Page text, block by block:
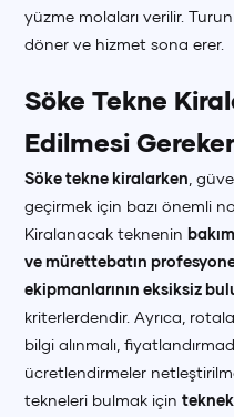
+90
+90
yüzme molaları verilir.
döner ve hizmet sona erer.
Söke Tekne
Edilmesi
Söke tekne kiralarken ,
geçirmek için bazı önemli
Kiralanacak teknenin
ve mürettebatın
ekipmanlarının eksiksiz
kriterlerdendir. Ayrıca,
bilgi alınmalı,
ücretlendirmeler
tekneleri bulmak için
+90